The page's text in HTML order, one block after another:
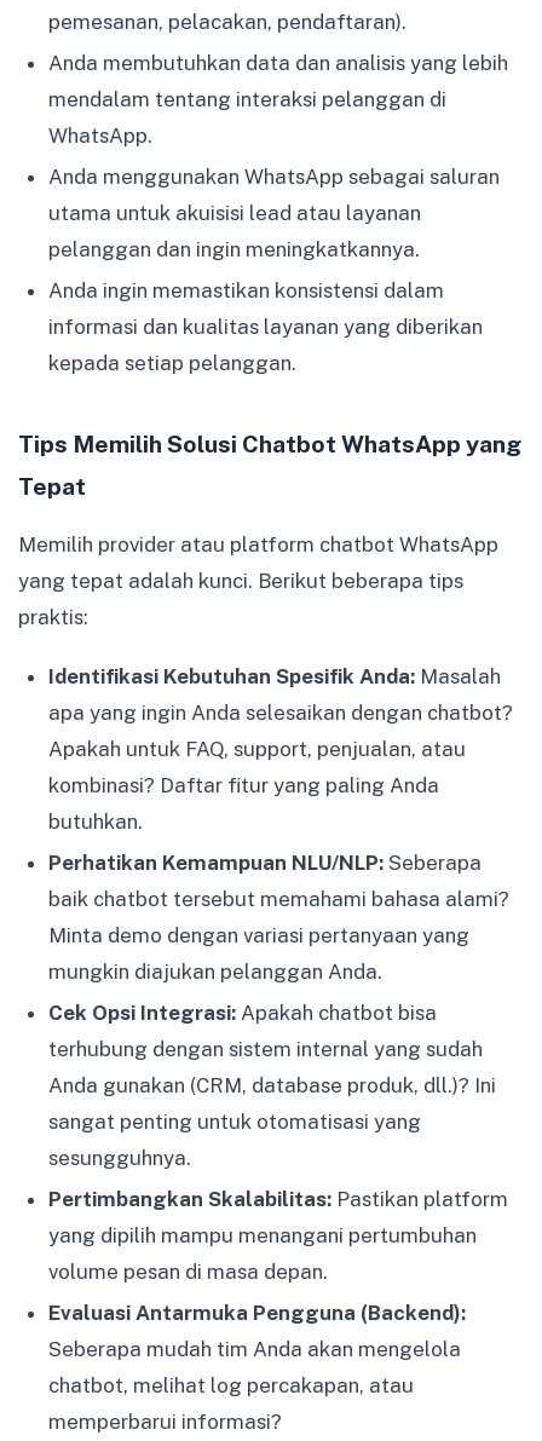
pemesanan, pelacakan, pendaftaran).
Anda membutuhkan data dan analisis yang lebih
mendalam tentang interaksi pelanggan di
WhatsApp.
Anda menggunakan WhatsApp sebagai saluran
utama untuk akuisisi lead atau layanan
pelanggan dan ingin meningkatkannya.
Anda ingin memastikan konsistensi dalam
informasi dan kualitas layanan yang diberikan
kepada setiap pelanggan.
Tips Memilih Solusi Chatbot WhatsApp yang
Tepat
Memilih provider atau platform chatbot WhatsApp
yang tepat adalah kunci. Berikut beberapa tips
praktis:
Identifikasi Kebutuhan Spesifik Anda: Masalah
apa yang ingin Anda selesaikan dengan chatbot?
Apakah untuk FAQ, support, penjualan, atau
kombinasi? Daftar fitur yang paling Anda
butuhkan.
Perhatikan Kemampuan NLU/NLP: Seberapa
baik chatbot tersebut memahami bahasa alami?
Minta demo dengan variasi pertanyaan yang
mungkin diajukan pelanggan Anda.
Cek Opsi Integrasi: Apakah chatbot bisa
terhubung dengan sistem internal yang sudah
Anda gunakan (CRM, database produk, dll.)? Ini
sangat penting untuk otomatisasi yang
sesungguhnya.
Pertimbangkan Skalabilitas: Pastikan platform
yang dipilih mampu menangani pertumbuhan
volume pesan di masa depan.
Evaluasi Antarmuka Pengguna (Backend):
Seberapa mudah tim Anda akan mengelola
chatbot, melihat log percakapan, atau
memperbarui informasi?